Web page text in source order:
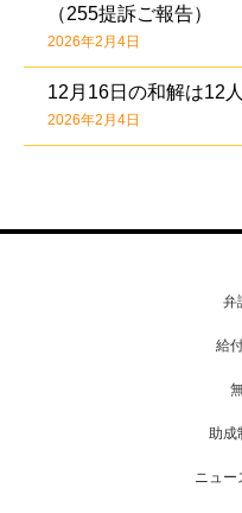
（255提訴ご報告）
2026年2月4日
12月16日の和解は12
2026年2月4日
弁
給
助成
ニュー